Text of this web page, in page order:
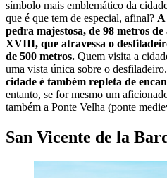
símbolo mais emblemático da
que é que tem de especial, afinal? A
pedra majestosa, de 98 metros
XVIII, que atravessa o
de 500 metros. Quem visita a
uma vista única sobre o
cidade é também repleta de
entanto, se for mesmo um
também a Ponte Velha (ponte
San Vicente de la